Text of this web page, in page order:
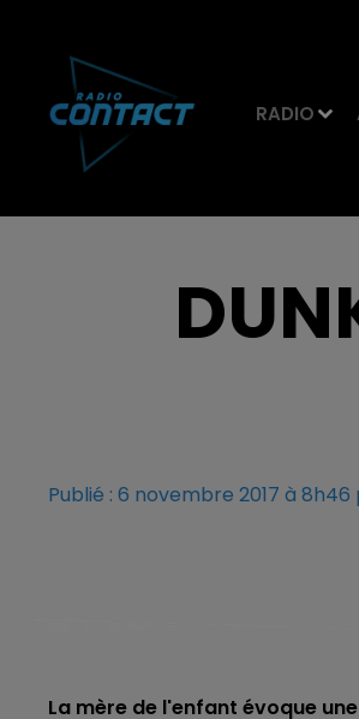
RADIO
Publié : 6 novembre 2017 à
La mère de l'enfant évoque